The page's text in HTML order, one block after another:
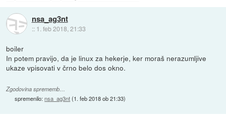
nsa_ag3nt
:: 1. feb 2018, 21:33
boiler
In potem pravijo, da je linux za hekerje, ker moraš nerazumljive
ukaze vpisovati v črno belo dos okno.
Zgodovina sprememb…
spremenilo:nsa_ag3nt(1. feb 2018 ob 21:33)